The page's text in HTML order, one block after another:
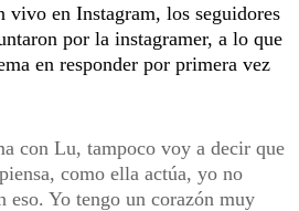
vivo en Instagram, los seguidores
por la instagramer, a lo que
en responder por primera vez
con Lu, tampoco voy a decir que
como ella actúa, yo no
eso. Yo tengo un corazón muy